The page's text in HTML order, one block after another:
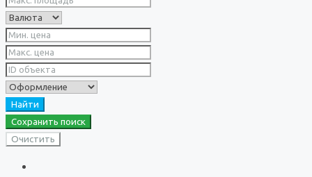
Найти
Сохранить поиск
Очистить